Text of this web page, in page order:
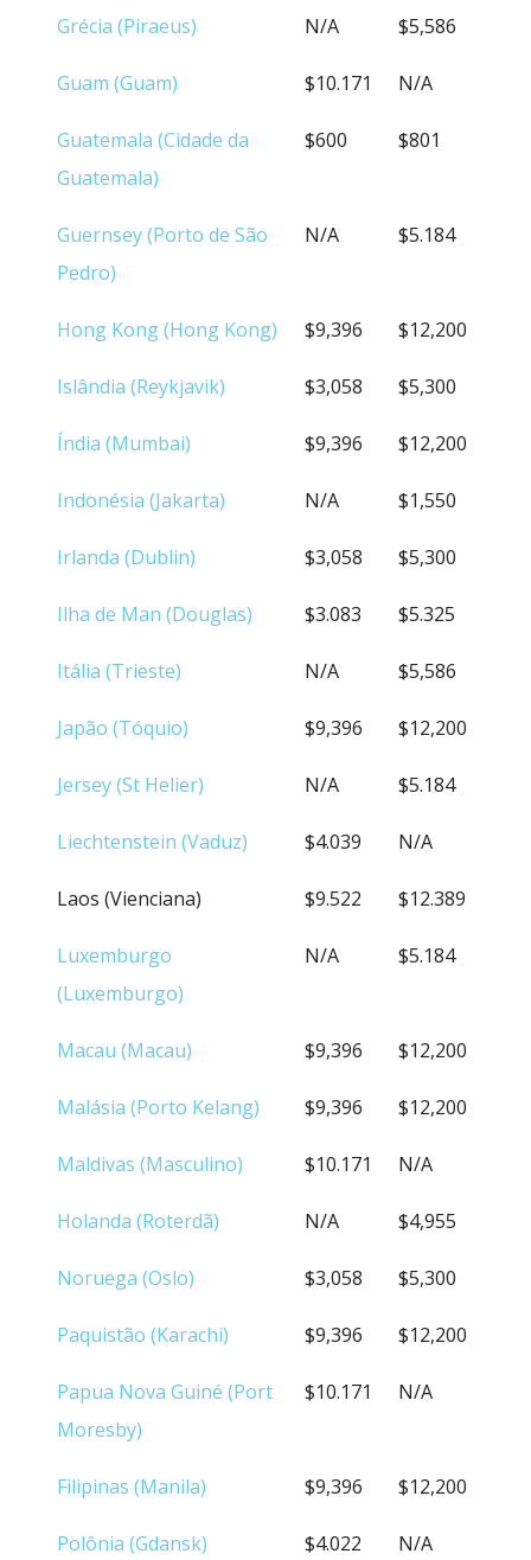
Grécia (Piraeus) N/A $5,586
Guam (Guam) $10.171 N/A
Guatemala (Cidade da
Guatemala)
$600 $801
Guernsey (Porto de São
Pedro)
N/A $5.184
Hong Kong (Hong Kong) $9,396 $12,200
Islândia (Reykjavik) $3,058 $5,300
Índia (Mumbai) $9,396 $12,200
Indonésia (Jakarta) N/A $1,550
Irlanda (Dublin) $3,058 $5,300
Ilha de Man (Douglas) $3.083 $5.325
Itália (Trieste) N/A $5,586
Japão (Tóquio) $9,396 $12,200
Jersey (St Helier) N/A $5.184
Liechtenstein (Vaduz) $4.039 N/A
Laos (Vienciana) $9.522 $12.389
Luxemburgo
(Luxemburgo)
N/A $5.184
Macau (Macau) $9,396 $12,200
Malásia (Porto Kelang) $9,396 $12,200
Maldivas (Masculino) $10.171 N/A
Holanda (Roterdã) N/A $4,955
Noruega (Oslo) $3,058 $5,300
Paquistão (Karachi) $9,396 $12,200
Papua Nova Guiné (Port
Moresby)
$10.171 N/A
Filipinas (Manila) $9,396 $12,200
Polônia (Gdansk) $4.022 N/A